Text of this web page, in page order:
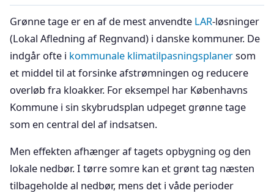
Grønne tage er en af de mest anvendte LAR-løsninger
(Lokal Afledning af Regnvand) i danske kommuner. De
indgår ofte i kommunale klimatilpasningsplanersom
et middel til at forsinke afstrømningen og reducere
overløb fra kloakker. For eksempel har Københavns
Kommune i sin skybrudsplan udpeget grønne tage
som en central del af indsatsen.
Men effekten afhænger af tagets opbygning og den
lokale nedbør. I tørre somre kan et grønt tag næsten
tilbageholde al nedbør, mens det i våde perioder